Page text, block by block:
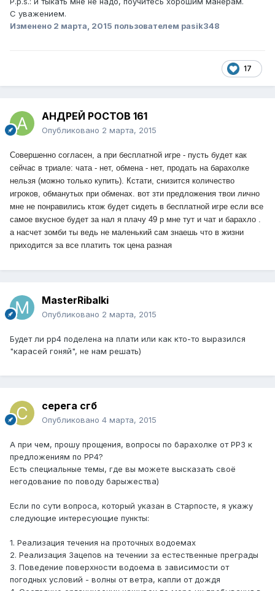
С уважением.
Изменено 2 марта, 2015 пользователем pasik348
17
АНДРЕЙ РОСТОВ 161
Опубликовано 2 марта, 2015
Совершенно согласен, а при бесплатной игре - пусть будет как
сейчас в триале: чата - нет, обмена - нет, продать на барахолке
нельзя (можно только купить). Кстати, снизится количество
игроков, обманутых при обменах. вот зти предложения твои лично
мне не понравились ктож будет сидеть в бесплатной игре если все
самое вкусное будет за нал я плачу 49 р мне тут и чат и барахло .
а насчет зомби ты ведь не маленький сам знаешь что в жизни
приходится за все платить ток цена разная
MasterRibаlki
Опубликовано 2 марта, 2015
Будет ли рр4 поделена на плати или как кто-то выразился
"карасей гоняй", не нам решать)
серега сгб
Опубликовано 4 марта, 2015
А при чем, прошу прощения, вопросы по барахолке от РР3 к
предложениям по РР4?
Есть специальные темы, где вы можете высказать своё
негодование по поводу барыжества)
Если по сути вопроса, который указан в Старпосте, я укажу
следующие интересующие пункты:
1. Реализация течения на проточных водоемах
2. Реализация Зацепов на течении за естественные преграды
3. Поведение поверхности водоема в зависимости от
погодных условий - волны от ветра, капли от дождя